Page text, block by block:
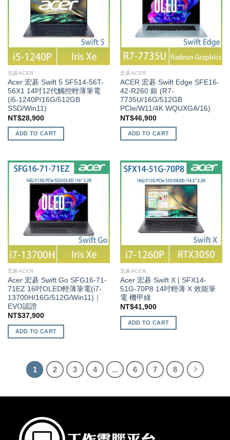
宏碁ACER
Acer 宏碁 Swift 5 SF514-56T-
56X1 14吋12代觸控輕薄筆電
(i5-1240P/16G/512GB
SSD/Win11)
NT$28,900
ADD TO CART
宏碁ACER
ACER 宏碁 Swift Edge SFE16-
42-R260 銀 (R7-
7735U/16G/512GB
PCIe/W11/4K WQUXGA/16)
NT$46,900
ADD TO CART
宏碁ACER
Acer 宏碁 Swift Go SFG16-71-
71EZ 16吋OLED輕薄筆電(i7-
13700H/16G/512G/Win11)｜
EVO認證
NT$37,900
ADD TO CART
宏碁ACER
Acer 宏碁 Swift X | SFX14-
51G-70P8 14吋輕薄 X 效能筆
電 機甲綠
NT$41,900
ADD TO CART
1 2 3 4 ... 6 7 8